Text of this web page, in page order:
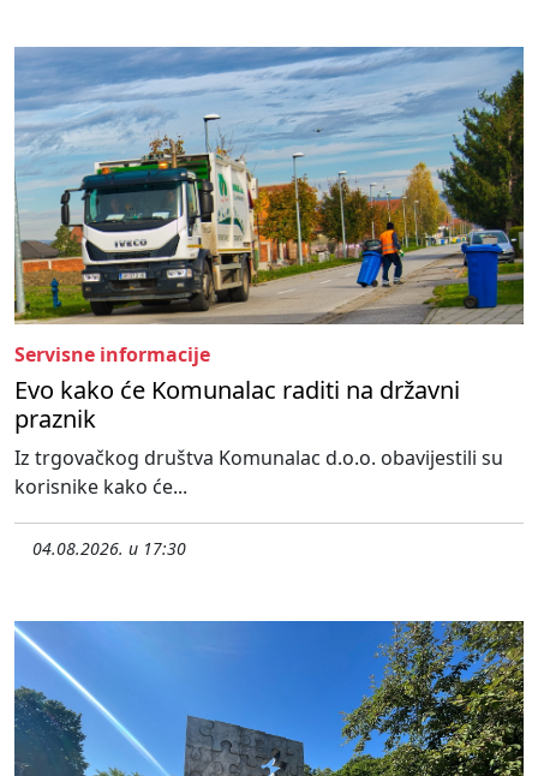
Servisne informacije
Evo kako će Komunalac raditi na državni
praznik
Iz trgovačkog društva Komunalac d.o.o. obavijestili su
korisnike kako će...
04.08.2026. u 17:30